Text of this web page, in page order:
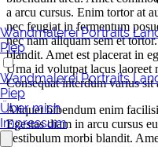
WandmalereiPortraits
Piep
WandmalereiPortraits
Piep
Über mich
Impressum
a arcu cursus. Enim tortor at
nec feugiat in fermentum
nec nam aliquam sem et
blandit. Amet est placerat in
Urna id volutpat lacus laoreet
Consequat interdum varius sit
Aliquet bibendum enim
Egestas diam in arcu cursus
vestibulum morbi blandit.